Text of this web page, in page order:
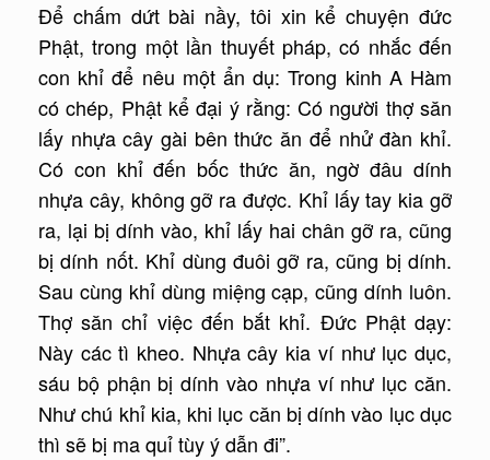
Để chấm dứt bài nầy, tôi xin kể chuyện đức
Phật, trong một lần thuyết pháp, có nhắc đến
con khỉ để nêu một ẩn dụ: Trong kinh A Hàm
có chép, Phật kể đại ý rằng: Có người thợ săn
lấy nhựa cây gài bên thức ăn để nhử đàn khỉ.
Có con khỉ đến bốc thức ăn, ngờ đâu dính
nhựa cây, không gỡ ra được. Khỉ lấy tay kia gỡ
ra, lại bị dính vào, khỉ lấy hai chân gỡ ra, cũng
bị dính nốt. Khỉ dùng đuôi gỡ ra, cũng bị dính.
Sau cùng khỉ dùng miệng cạp, cũng dính luôn.
Thợ săn chỉ việc đến bắt khỉ. Đức Phật dạy:
Này các tì kheo. Nhựa cây kia ví như lục dục,
sáu bộ phận bị dính vào nhựa ví như lục căn.
Như chú khỉ kia, khi lục căn bị dính vào lục dục
thì sẽ bị ma quỉ tùy ý dẫn đi”.